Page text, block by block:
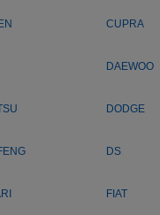
CUPRA
DAEWOO
DODGE
DS
FIAT